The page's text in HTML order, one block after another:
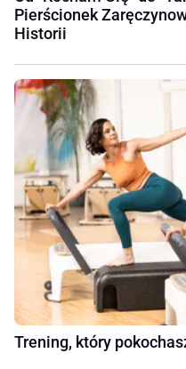
Pierścionek
Historii
Trening, który